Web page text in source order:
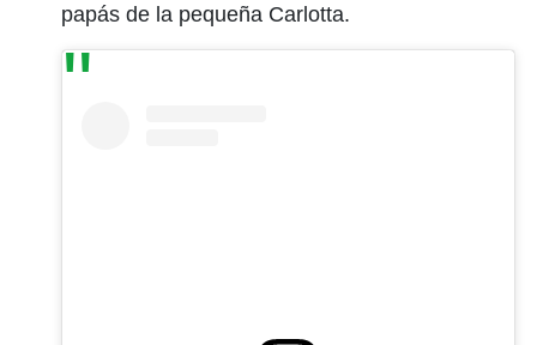
papás de la pequeña Carlotta.